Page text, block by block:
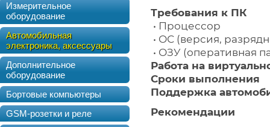
Измерительное
оборудование
Автомобильная
электроника, аксессуары
Дополнительное
оборудование
Бортовые компьютеры
GSM-розетки и реле
Требования к ПК
• Процессор
• ОС (версия,
• ОЗУ (оперативная
Работа на
Сроки выполнения
Поддержка
Рекомендации